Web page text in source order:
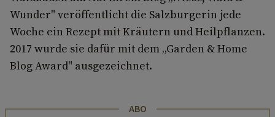
Wunder" veröffentlicht die Salzburgerin jede
Woche ein Rezept mit Kräutern und Heilpflanzen.
2017 wurde sie dafür mit dem „Garden & Home
Blog Award" ausgezeichnet.
ABO